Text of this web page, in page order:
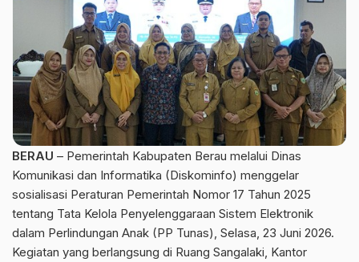
BERAU – Pemerintah Kabupaten Berau melalui Dinas
Komunikasi dan Informatika (Diskominfo) menggelar
sosialisasi Peraturan Pemerintah Nomor 17 Tahun 2025
tentang Tata Kelola Penyelenggaraan Sistem Elektronik
dalam Perlindungan Anak (PP Tunas), Selasa, 23 Juni 2026.
Kegiatan yang berlangsung di Ruang Sangalaki, Kantor